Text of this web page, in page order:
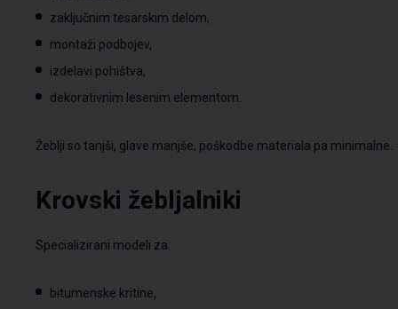
zaključnim tesarskim delom,
montaži podbojev,
izdelavi pohištva,
dekorativnim lesenim elementom.
Žeblji so tanjši, glave manjše, poškodbe materiala pa minimalne.
Krovski žebljalniki
Specializirani modeli za:
bitumenske kritine,